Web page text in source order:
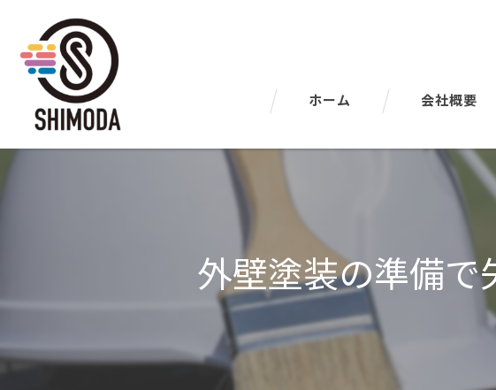
ホーム 会社概要
代表挨拶
外壁塗装の準備で